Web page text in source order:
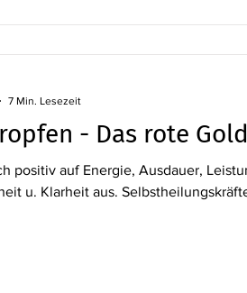
- Das rote Gold
positiv auf Energie, Ausdauer,
u. Klarheit aus.
7 Min. Lesezeit